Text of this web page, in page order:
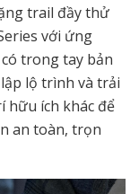
trail đầy thử
với ứng
trong tay bản
lộ trình và trải
hữu ích khác để
an toàn, trọn